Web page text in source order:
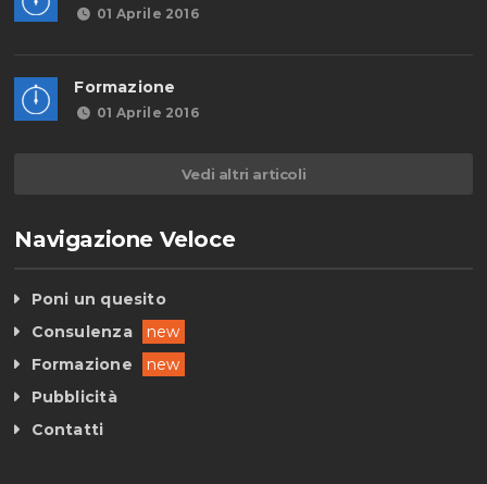
01 Aprile 2016
Formazione
01 Aprile 2016
Vedi altri articoli
Navigazione Veloce
Poni un quesito
Consulenza
new
Formazione
new
Pubblicità
Contatti